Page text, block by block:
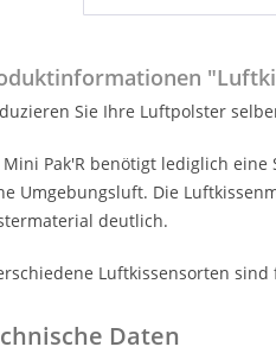
Sie Ihre Luftpolster
Mini Pak'R benötigt lediglich
Umgebungsluft. Die
deutlich.
Luftkissensorten
Daten